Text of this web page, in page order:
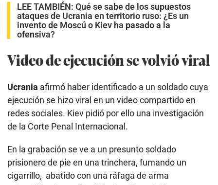
LEE TAMBIÉN: Qué se sabe de los supuestos
ataques de Ucrania en territorio ruso: ¿Es un
invento de Moscú o Kiev ha pasado a la
ofensiva?
Video de ejecución se volvió viral
Ucrania afirmó haber identificado a un soldado cuya
ejecución se hizo viral en un video compartido en
redes sociales. Kiev pidió por ello una investigación
de la Corte Penal Internacional.
En la grabación se ve a un presunto soldado
prisionero de pie en una trinchera, fumando un
cigarrillo, abatido con una ráfaga de arma